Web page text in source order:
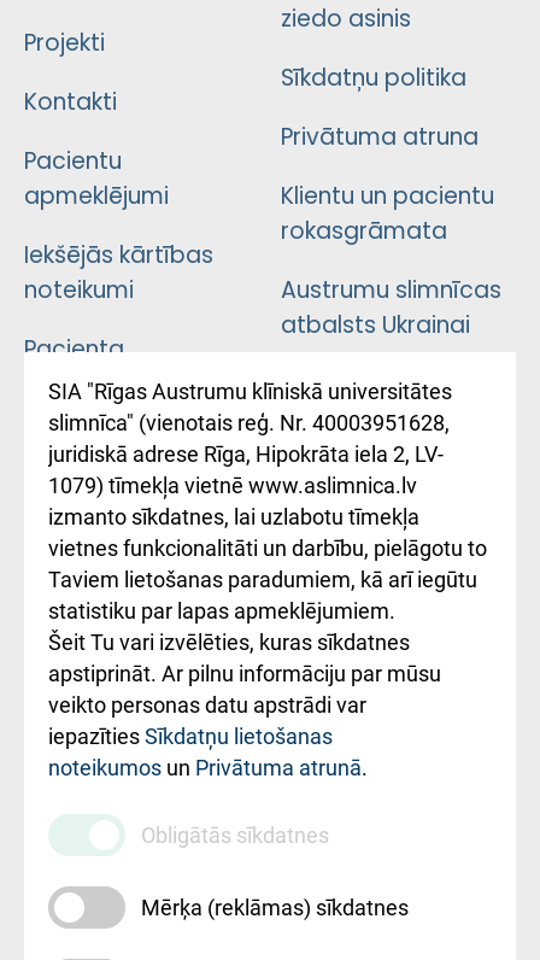
Projekti
Kontakti
Pacientu
apmeklējumi
Iekšējās kārtības
noteikumi
Pacienta
atsauksmju/sūdzību
iesniegšanas
kārtība
Kā pie mums nokļūt
Rēķinu apmaksas
ceļvedis
Rekvizīti un
ārstniecības
iestādes kods
010000234
Maksas
pakalpojumu
cenrādis
ziedo asinis
Sīkdatņu politika
Privātuma atruna
Klientu un pacientu
rokasgrāmata
Austrumu slimnīcas
atbalsts Ukrainai
Підтримка Східної
лікарні та співпраця з
Україною
SIA "Rīgas Austrumu klīniskā universitātes
slimnīca" (vienotais reģ. Nr. 40003951628,
juridiskā adrese Rīga, Hipokrāta iela 2, LV-
1079) tīmekļa vietnē www.aslimnica.lv
izmanto sīkdatnes, lai uzlabotu tīmekļa
vietnes funkcionalitāti un darbību, pielāgotu to
Taviem lietošanas paradumiem, kā arī iegūtu
statistiku par lapas apmeklējumiem.
Šeit Tu vari izvēlēties, kuras sīkdatnes
apstiprināt. Ar pilnu informāciju par mūsu
veikto personas datu apstrādi var
iepazītiesSīkdatņu lietošanas
noteikumos un Privātuma atrunā.
Obligātās sīkdatnes
Mērķa (reklāmas) sīkdatnes